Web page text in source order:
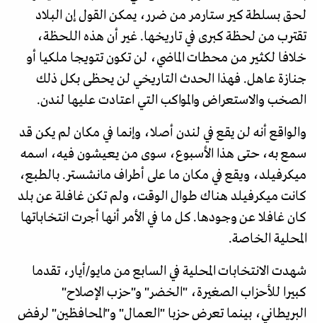
لحق بسلطة كير ستارمر من ضرر، يمكن القول إن البلاد
تقترب من لحظة كبرى في تاريخها. غير أن هذه اللحظة،
خلافا لكثير من محطات الماضي، لن تكون تتويجا ملكيا أو
جنازة عاهل. فهذا الحدث التاريخي لن يحظى بكل ذلك
الصخب والاستعراض والمواكب التي اعتادت عليها لندن.
والواقع أنه لن يقع في لندن أصلا، وإنما في مكان لم يكن قد
سمع به، حتى هذا الأسبوع، سوى من يعيشون فيه، اسمه
ميكرفيلد، ويقع في مكان ما على أطراف مانشستر. بالطبع،
كانت ميكرفيلد هناك طوال الوقت، ولم تكن غافلة عن بلد
كان غافلا عن وجودها. كل ما في الأمر أنها أجرت انتخاباتها
المحلية الخاصة.
شهدت الانتخابات المحلية في السابع من مايو/أيار، تقدما
كبيرا للأحزاب الصغيرة، "الخضر" و"حزب الإصلاح"
البريطاني، بينما تعرض حزبا "العمال" و"المحافظين" لرفض